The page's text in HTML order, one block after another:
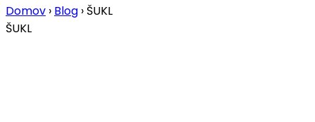
Domov › Blog › ŠUKL
ŠUKL